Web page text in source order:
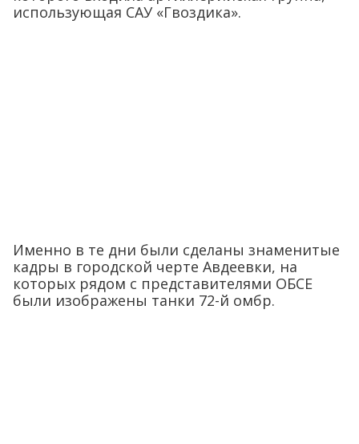
использующая САУ «Гвоздика».
Именно в те дни были сделаны знаменитые
кадры в городской черте Авдеевки, на
которых рядом с представителями ОБСЕ
были изображены танки 72-й омбр.